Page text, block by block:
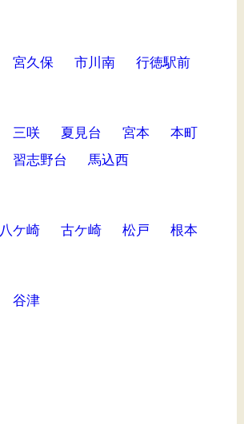
宮久保 市川南 行徳駅前
三咲 夏見台 宮本
本町
習志野台 馬込西
八ケ崎 古ケ崎 松戸 根本
谷津